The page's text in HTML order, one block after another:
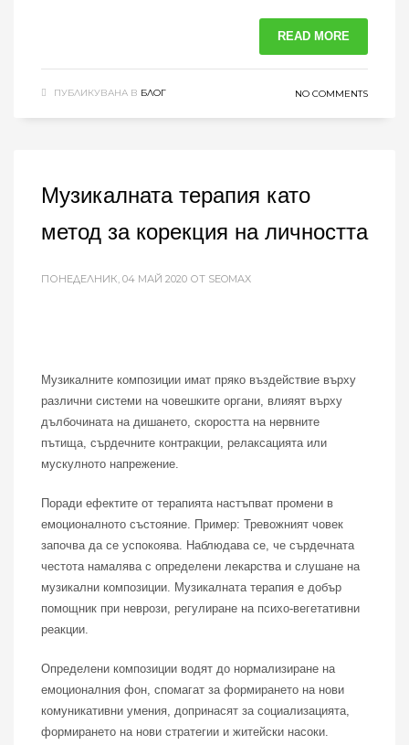
READ MORE
ПУБЛИКУВАНА В БЛОГ NO COMMENTS
Музикалната терапия като
метод за корекция на личността
ПОНЕДЕЛНИК, 04 МАЙ 2020 ОТ SEOMAX
Музикалните композиции имат пряко въздействие върху
различни системи на човешките органи, влияят върху
дълбочината на дишането, скоростта на нервните
пътища, сърдечните контракции, релаксацията или
мускулното напрежение.
Поради ефектите от терапията настъпват промени в
емоционалното състояние. Пример: Тревожният човек
започва да се успокоява. Наблюдава се, че сърдечната
честота намалява с определени лекарства и слушане на
музикални композиции. Музикалната терапия е добър
помощник при неврози, регулиране на психо-вегетативни
реакции.
Определени композиции водят до нормализиране на
емоционалния фон, спомагат за формирането на нови
комуникативни умения, допринасят за социализацията,
формирането на нови стратегии и житейски насоки.